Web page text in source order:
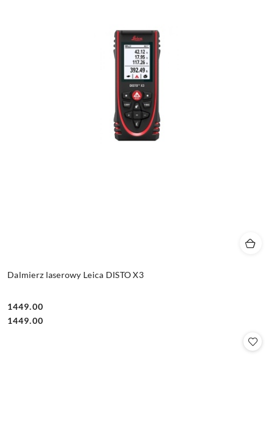
Dalmierz laserowy Leica DISTO X3
Cena:
1449.00
Cena:
1449.00